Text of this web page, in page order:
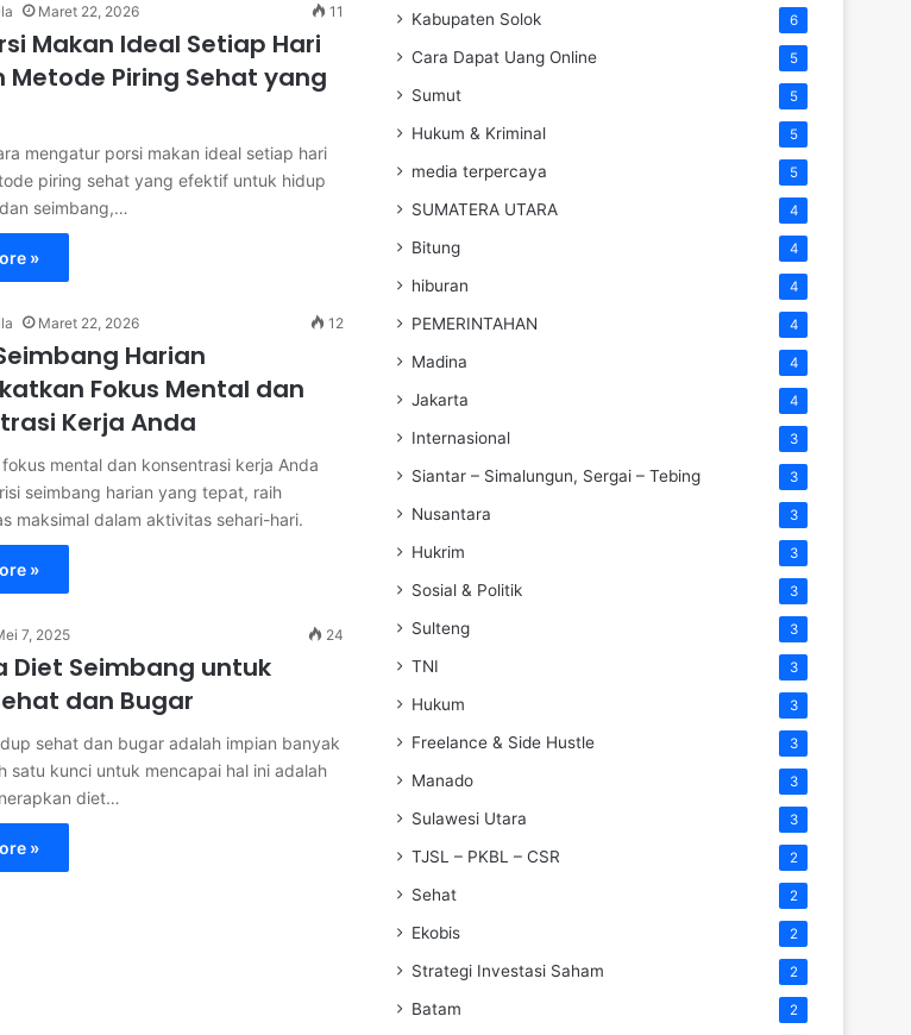
Maret 22, 2026 11
Makan Ideal Setiap Hari
Metode Piring Sehat yang
mengatur porsi makan ideal setiap hari
piring sehat yang efektif untuk hidup
seimbang,…
»
Maret 22, 2026 12
Harian
Fokus Mental dan
Kerja Anda
mental dan konsentrasi kerja Anda
seimbang harian yang tepat, raih
maksimal dalam aktivitas sehari-hari.
»
7, 2025 24
Diet Seimbang untuk
dan Bugar
sehat dan bugar adalah impian banyak
satu kunci untuk mencapai hal ini adalah
diet…
»
Kabupaten Solok 6
Cara Dapat Uang Online 5
Sumut 5
Hukum & Kriminal 5
media terpercaya 5
SUMATERA UTARA 4
Bitung 4
hiburan 4
PEMERINTAHAN 4
Madina 4
Jakarta 4
Internasional 3
Siantar – Simalungun, Sergai – Tebing 3
Nusantara 3
Hukrim 3
Sosial & Politik 3
Sulteng 3
TNI 3
Hukum 3
Freelance & Side Hustle 3
Manado 3
Sulawesi Utara 3
TJSL – PKBL – CSR 2
Sehat 2
Ekobis 2
Strategi Investasi Saham 2
Batam 2